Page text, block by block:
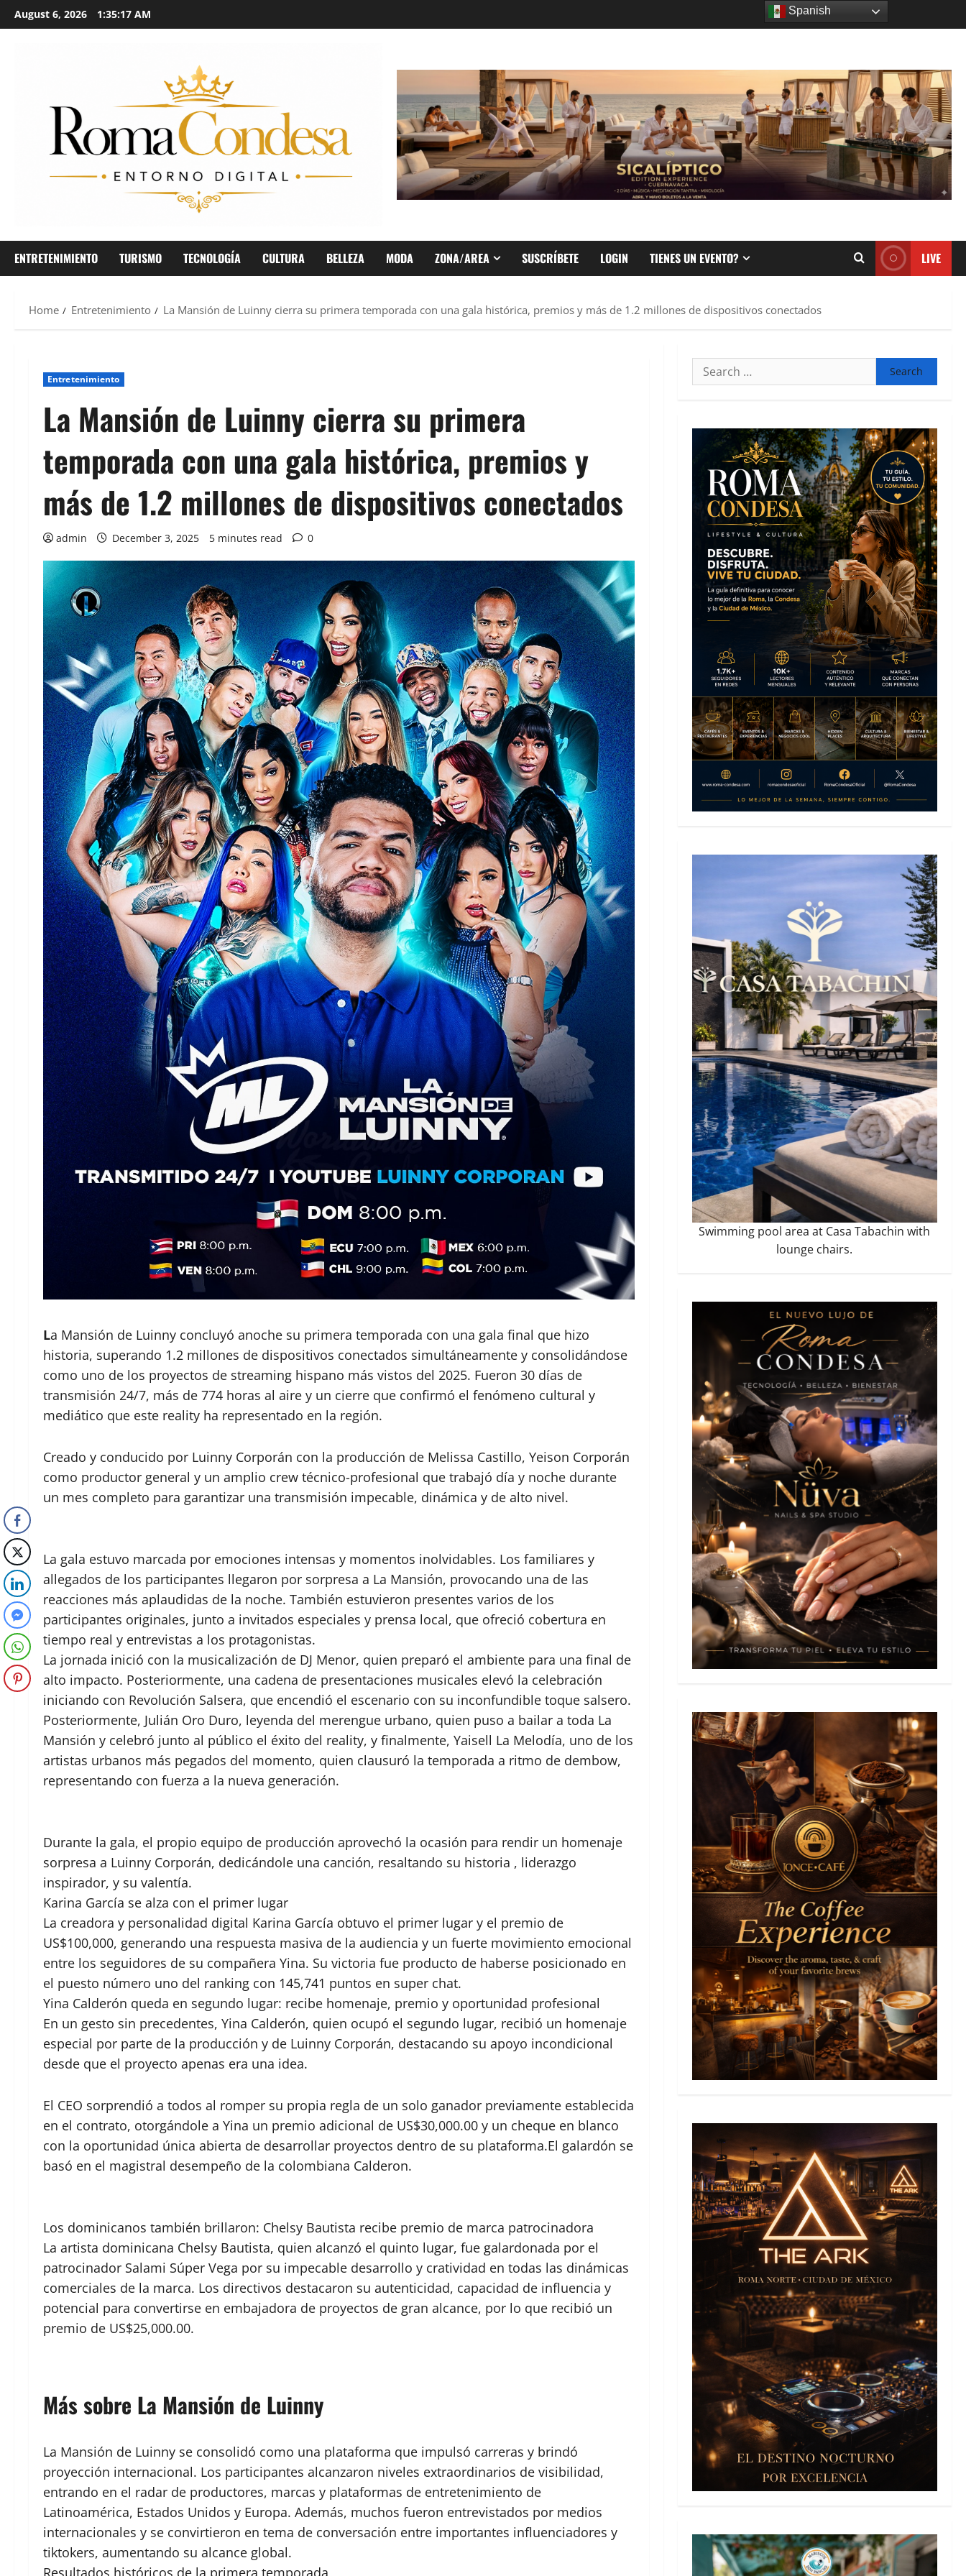
August 6, 2026 1:35:19 AM
ENTRETENIMIENTO TURISMO TECNOLOGÍA CULTURA BELLEZA MODA ZONA/AREA SUSCRÍBETE LOGIN TIENES UN EVENTO? LIVE
Home Entretenimiento La Mansión de Luinny cierra su primera temporada con una gala histórica, premios y más de 1.2 millones de dispositivos conectados
Entretenimiento
La Mansión de Luinny cierra su primera
temporada con una gala histórica, premios y
más de 1.2 millones de dispositivos conectados
admin December 3, 2025 5 minutes read 0
La Mansión de Luinny concluyó anoche su primera temporada con una gala final que hizo
historia, superando 1.2 millones de dispositivos conectados simultáneamente y consolidándose
como uno de los proyectos de streaming hispano más vistos del 2025. Fueron 30 días de
transmisión 24/7, más de 774 horas al aire y un cierre que confirmó el fenómeno cultural y
mediático que este reality ha representado en la región.
Creado y conducido por Luinny Corporán con la producción de Melissa Castillo, Yeison Corporán
como productor general y un amplio crew técnico-profesional que trabajó día y noche durante
un mes completo para garantizar una transmisión impecable, dinámica y de alto nivel.
La gala estuvo marcada por emociones intensas y momentos inolvidables. Los familiares y
allegados de los participantes llegaron por sorpresa a La Mansión, provocando una de las
reacciones más aplaudidas de la noche. También estuvieron presentes varios de los
participantes originales, junto a invitados especiales y prensa local, que ofreció cobertura en
tiempo real y entrevistas a los protagonistas.
La jornada inició con la musicalización de DJ Menor, quien preparó el ambiente para una final de
alto impacto. Posteriormente, una cadena de presentaciones musicales elevó la celebración
iniciando con Revolución Salsera, que encendió el escenario con su inconfundible toque salsero.
Posteriormente, Julián Oro Duro, leyenda del merengue urbano, quien puso a bailar a toda La
Mansión y celebró junto al público el éxito del reality, y finalmente, Yaisell La Melodía, uno de los
artistas urbanos más pegados del momento, quien clausuró la temporada a ritmo de dembow,
representando con fuerza a la nueva generación.
Durante la gala, el propio equipo de producción aprovechó la ocasión para rendir un homenaje
sorpresa a Luinny Corporán, dedicándole una canción, resaltando su historia , liderazgo
inspirador, y su valentía.
Karina García se alza con el primer lugar
La creadora y personalidad digital Karina García obtuvo el primer lugar y el premio de
US$100,000, generando una respuesta masiva de la audiencia y un fuerte movimiento emocional
entre los seguidores de su compañera Yina. Su victoria fue producto de haberse posicionado en
el puesto número uno del ranking con 145,741 puntos en super chat.
Yina Calderón queda en segundo lugar: recibe homenaje, premio y oportunidad profesional
En un gesto sin precedentes, Yina Calderón, quien ocupó el segundo lugar, recibió un homenaje
especial por parte de la producción y de Luinny Corporán, destacando su apoyo incondicional
desde que el proyecto apenas era una idea.
El CEO sorprendió a todos al romper su propia regla de un solo ganador previamente establecida
en el contrato, otorgándole a Yina un premio adicional de US$30,000.00 y un cheque en blanco
con la oportunidad única abierta de desarrollar proyectos dentro de su plataforma.El galardón se
basó en el magistral desempeño de la colombiana Calderon.
Los dominicanos también brillaron: Chelsy Bautista recibe premio de marca patrocinadora
La artista dominicana Chelsy Bautista, quien alcanzó el quinto lugar, fue galardonada por el
patrocinador Salami Súper Vega por su impecable desarrollo y cratividad en todas las dinámicas
comerciales de la marca. Los directivos destacaron su autenticidad, capacidad de influencia y
potencial para convertirse en embajadora de proyectos de gran alcance, por lo que recibió un
premio de US$25,000.00.
Más sobre La Mansión de Luinny
La Mansión de Luinny se consolidó como una plataforma que impulsó carreras y brindó
proyección internacional. Los participantes alcanzaron niveles extraordinarios de visibilidad,
entrando en el radar de productores, marcas y plataformas de entretenimiento de
Latinoamérica, Estados Unidos y Europa. Además, muchos fueron entrevistados por medios
internacionales y se convirtieron en tema de conversación entre importantes influenciadores y
tiktokers, aumentando su alcance global.
Swimming pool area at Casa Tabachin with
lounge chairs.
Spanish